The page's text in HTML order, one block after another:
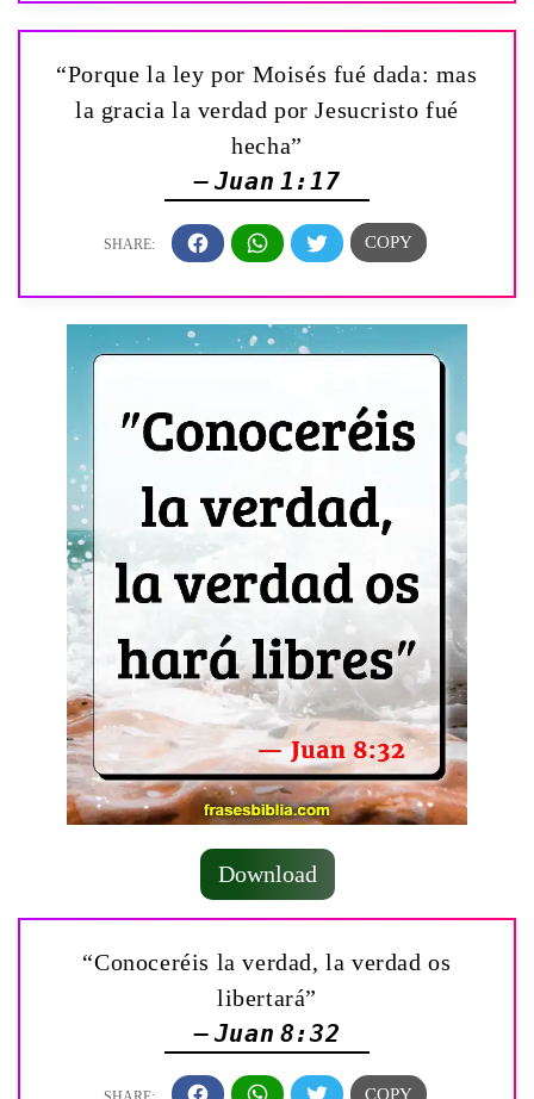
“Porque la ley por Moisés fué dada: mas
la gracia la verdad por Jesucristo fué
hecha”
— Juan 1:17
Download
“Conoceréis la verdad, la verdad os
libertará”
— Juan 8:32